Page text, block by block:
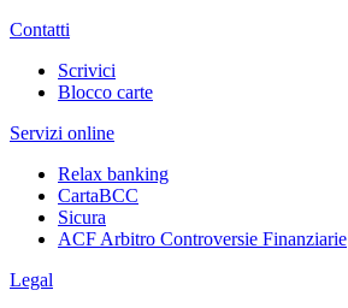
Contatti
Scrivici
Blocco carte
Servizi online
Relax banking
CartaBCC
Sicura
ACF Arbitro Controversie Finanziarie
Legal